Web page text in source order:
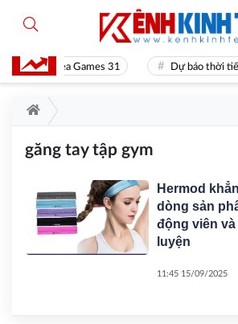
Sea Games 31 Dự báo thời
găng tay tập gym
Hermod
dòng sản
động viên
luyện
11:45 15/09/2025